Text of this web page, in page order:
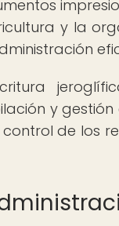
y la
y
de los